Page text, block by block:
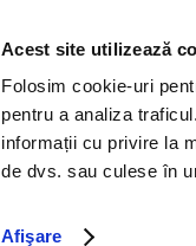
Acest site utilizează
Folosim cookie-uri
pentru a analiza
informații cu privire la
de dvs. sau culese în
Afişare